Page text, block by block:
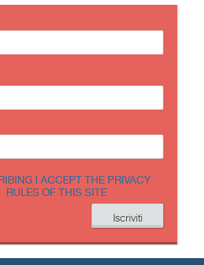
I ACCEPT THE PRIVACY
RULES OF THIS SITE